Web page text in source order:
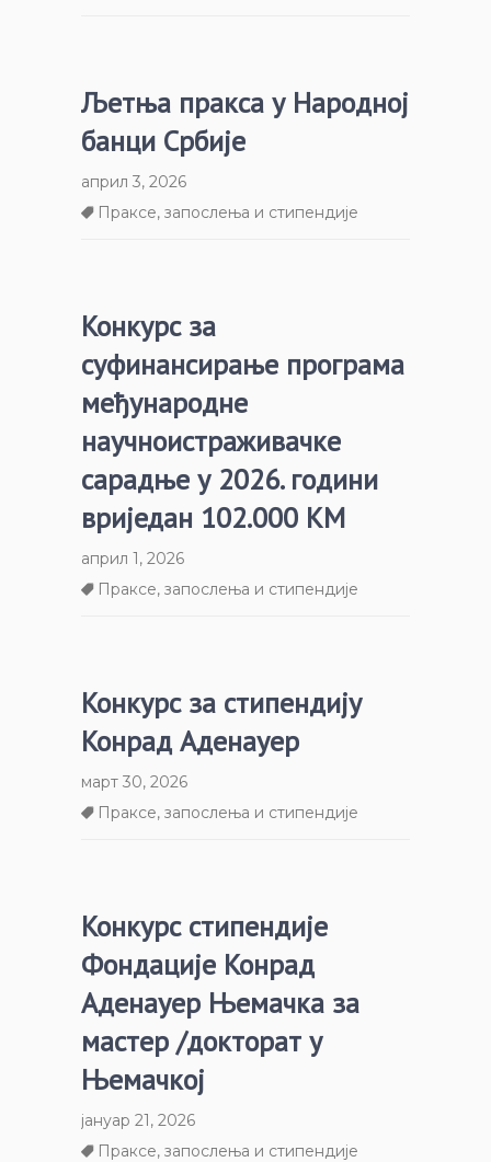
Љетња пракса у Народној
банци Србије
април 3, 2026
Праксе, запослења и стипендије
Конкурс за
суфинансирање програма
међународне
научноистраживачке
сарадње у 2026. години
вриједан 102.000 КМ
април 1, 2026
Праксе, запослења и стипендије
Конкурс за стипендију
Конрад Аденауер
март 30, 2026
Праксе, запослења и стипендије
Конкурс стипендије
Фондације Конрад
Аденауер Њемачка за
мастер /докторат у
Њемачкој
јануар 21, 2026
Праксе, запослења и стипендије